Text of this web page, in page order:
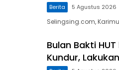
Berita 5 Agustus 2026
Selingsing.com,
Bulan Bakti
Kundur,